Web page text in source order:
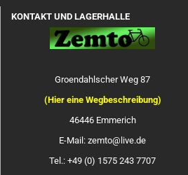
KONTAKT UND LAGERHALLE
Groendahlscher Weg 87
(Hier eine Wegbeschreibung)
46446 Emmerich
E-Mail: zemto@live.de
Tel.: +49 (0) 1575 243 7707